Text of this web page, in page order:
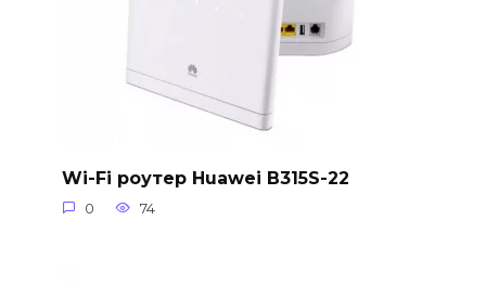
Wi-Fi роутер Huawei B315S-22
0 74